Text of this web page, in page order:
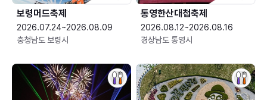
보령머드축제
2026.07.24~2026.08.09
충청남도 보령시
통영한산대첩축제
2026.08.12~2026.08.16
경상남도 통영시